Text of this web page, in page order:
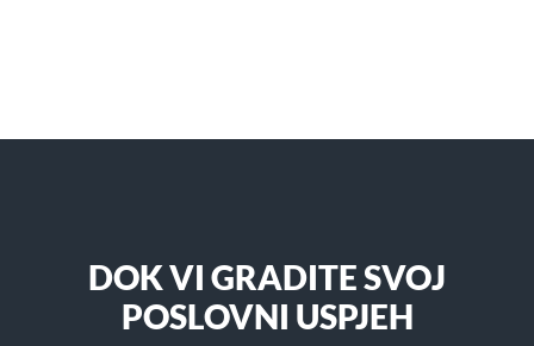
DOK VI GRADITE SVOJ
POSLOVNI USPJEH